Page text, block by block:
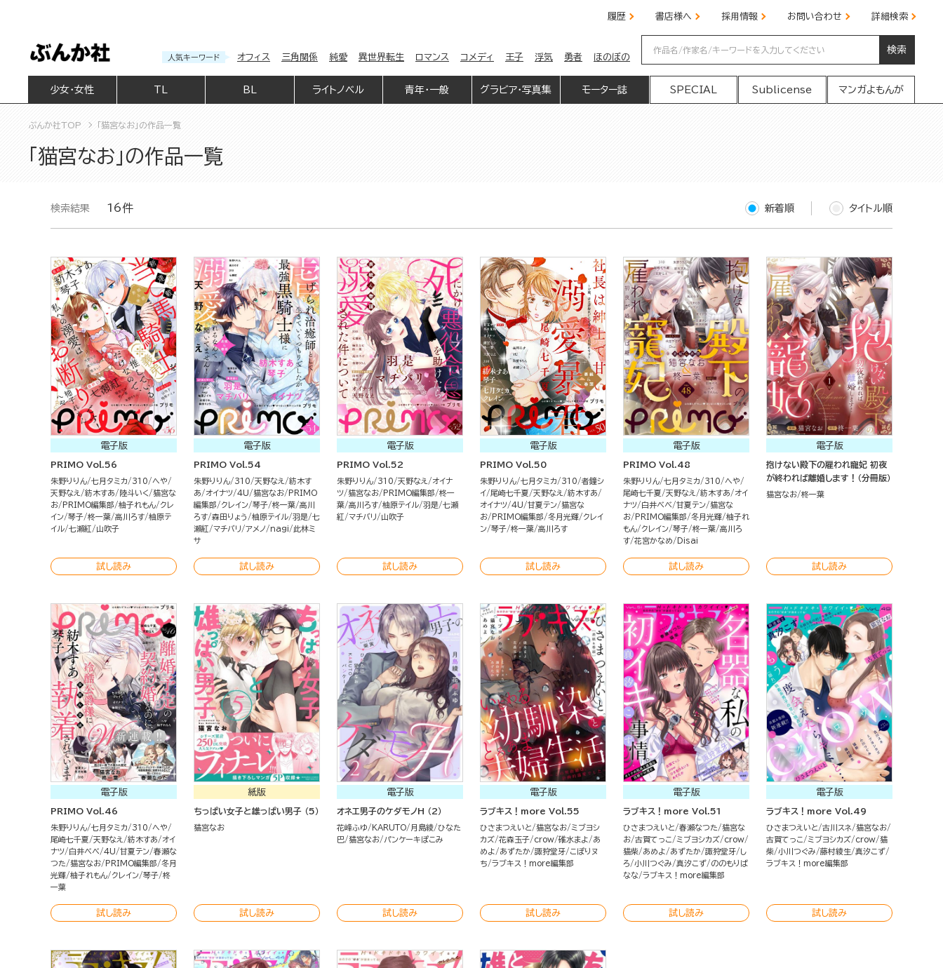
履歴 書店様へ 採用情報 お問い合わせ 詳細検索
人気キーワード オフィス 三角関係 純愛 異世界転生 ロマンス コメディ 王子 浮気 勇者 ほのぼの
検索
少女・女性 BL ライトノベル 青年・一般 グラビア・写真集 モーター誌 SPECIAL Sublicense マンガよもんが
ぶんか社TOP 「猫宮なお」の作品一覧
「猫宮なお」の作品一覧
検索結果 16件 新着順 タイトル順
電子版
PRIMO Vol.56
朱野りりん 七月タミカ 310
へや
天野なえ
紡木すあ 陸斗いく
猫宮な
お
PRIMO編集部 柚子れもん
クレ
イン 琴子 柊一葉 高川ろす 柚原テ
イル 七瀬紅 山吹子
試し読み
電子版
PRIMO Vol.54
朱野りりん 310 天野なえ
紡木す
あ
オイナツ 4U 猫宮なお
PRIMO
編集部
クレイン 琴子 柊一葉 高川
ろす 森田りょう 柚原テイル 羽是 七
瀬紅
マチバリ アメノ nagi
此林ミ
サ
試し読み
電子版
PRIMO Vol.52
朱野りりん 310 天野なえ
オイナ
ツ 猫宮なお PRIMO編集部
柊一
葉 高川ろす 柚原テイル 羽是 七瀬
紅
マチバリ 山吹子
試し読み
電子版
PRIMO Vol.50
朱野りりん 七月タミカ 310
者鐘シ
イ
尾崎七千夏 天野なえ
紡木すあ
オイナツ 4U 甘夏テン 猫宮な
お
PRIMO編集部 冬月光輝
クレイ
ン 琴子 柊一葉 高川ろす
試し読み
電子版
PRIMO Vol.48
朱野りりん 七月タミカ 310
へや
尾崎七千夏
天野なえ 紡木すあ
オイ
ナツ
白井べべ 甘夏テン 猫宮な
お
PRIMO編集部 冬月光輝 柚子れ
もん
クレイン 琴子 柊一葉 高川ろ
す 花宮かなめ Disai
試し読み
電子版
抱けない殿下の雇われ寵妃 初夜
が終われば離婚します！（分冊版）
猫宮なお 柊一葉
試し読み
電子版
PRIMO Vol.46
朱野りりん 七月タミカ 310
へや
尾崎七千夏
天野なえ 紡木すあ
オイ
ナツ
白井べべ 4U 甘夏テン 春瀬な
つた
猫宮なお PRIMO編集部
冬月
光輝 柚子れもん クレイン 琴子 柊
一葉
試し読み
紙版
ちっぱい女子と雄っぱい男子 （5）
猫宮なお
試し読み
電子版
オネエ男子のケダモノH （2）
花峰ふゆ KARUTO 月島綾 ひなた
巴
猫宮なお パンケーキぽこみ
試し読み
電子版
ラブキス！more Vol.55
ひさまつえいと 猫宮なお
ミブヨシ
カズ 花森玉子 crow 碓水まよ
あ
めよ
あずたか 諏狩堂牙
こぽりヌ
ち
ラブキス！more編集部
試し読み
電子版
ラブキス！more Vol.51
ひさまつえいと 春瀬なつた
猫宮な
お 古賀てっこ ミブヨシカズ
crow
猫柴
あめよ あずたか 諏狩堂牙
し
ろ
小川つぐみ 真汐こず
ののもりば
なな ラブキス！more編集部
試し読み
電子版
ラブキス！more Vol.49
ひさまつえいと 古川スネ
猫宮なお
古賀てっこ
ミブヨシカズ crow 猫
柴 小川つぐみ 藤村綾生 真汐こず
ラブキス！more編集部
試し読み